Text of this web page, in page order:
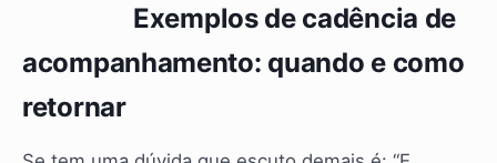
Exemplos de cadência de
acompanhamento: quando e como
retornar